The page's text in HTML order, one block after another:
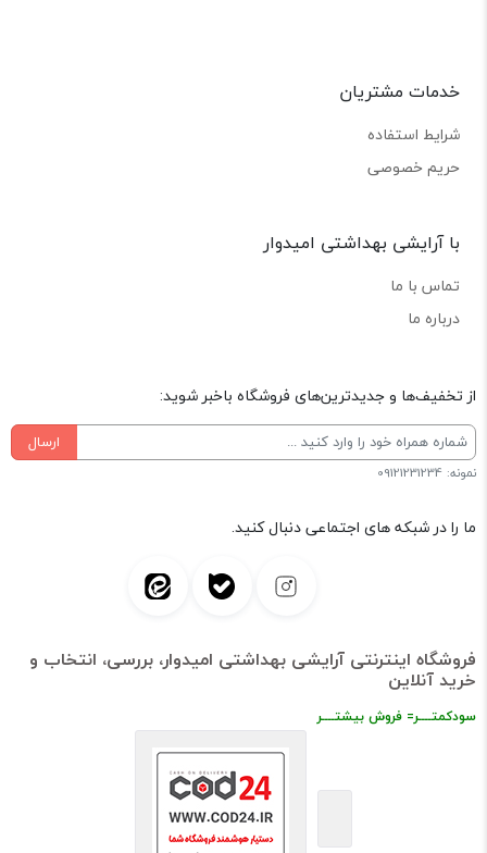
خدمات مشتریان
شرایط استفاده
حریم خصوصی
با آرایشی بهداشتی امیدوار
تماس با ما
درباره ما
از تخفیف‌ها و جدیدترین‌های فروشگاه باخبر شوید:
ارسال
نمونه: 09121231234
ما را در شبکه های اجتماعی دنبال کنید.
فروشگاه اینترنتی آرایشی بهداشتی امیدوار، بررسی، انتخاب و
خرید آنلاین
سودکمتــــر= فروش بیشتــــر